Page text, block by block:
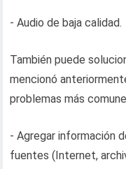
- Audio de baja calidad.
También puede
mencionó
problemas más
- Agregar información
fuentes (Internet,